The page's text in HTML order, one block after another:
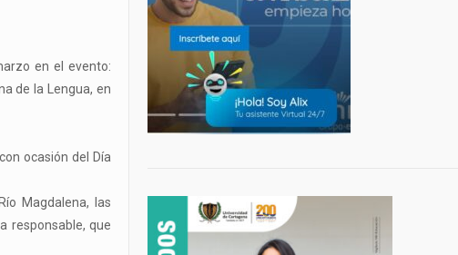
en el evento:
de la Lengua, en
ocasión del Día
Magdalena, las
responsable, que